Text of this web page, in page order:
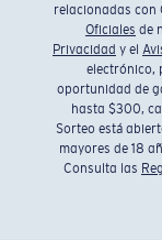
relacionadas con
Oficiales de
Privacidad y el
electrónico,
oportunidad de
hasta $300,
Sorteo está
mayores de 18
Consulta las